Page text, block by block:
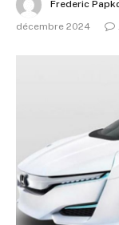
Frederic
décembre 2024